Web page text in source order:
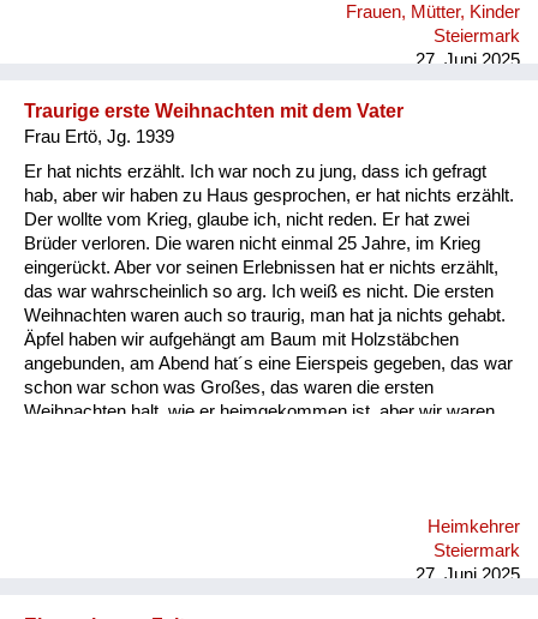
Angst. Da haben wir im Personalhaus einen Keller gehabt, da
sind wir reingegangen. Da sind wir geblieben, bis Entwarnung
Frauen, Mütter, Kinder
Steiermark
27. Juni 2025
Traurige erste Weihnachten mit dem Vater
Frau Ertö, Jg. 1939
Er hat nichts erzählt. Ich war noch zu jung, dass ich gefragt
hab, aber wir haben zu Haus gesprochen, er hat nichts erzählt.
Der wollte vom Krieg, glaube ich, nicht reden. Er hat zwei
Brüder verloren. Die waren nicht einmal 25 Jahre, im Krieg
eingerückt. Aber vor seinen Erlebnissen hat er nichts erzählt,
das war wahrscheinlich so arg. Ich weiß es nicht. Die ersten
Weihnachten waren auch so traurig, man hat ja nichts gehabt.
Äpfel haben wir aufgehängt am Baum mit Holzstäbchen
angebunden, am Abend hat´s eine Eierspeis gegeben, das war
schon war schon was Großes, das waren die ersten
Weihnachten halt, wie er heimgekommen ist, aber wir waren
Heimkehrer
Steiermark
27. Juni 2025